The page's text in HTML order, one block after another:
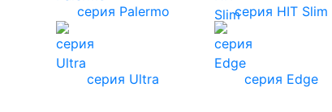
серия Palermo серия HIT Slim
серия Ultra серия Edge